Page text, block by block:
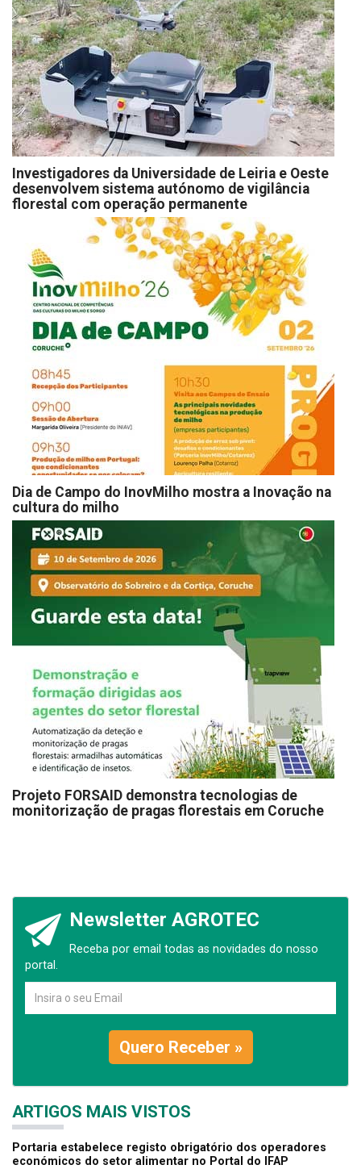
Investigadores da Universidade de Leiria e Oeste
desenvolvem sistema autónomo de vigilância
florestal com operação permanente
Dia de Campo do InovMilho mostra a Inovação na
cultura do milho
Projeto FORSAID demonstra tecnologias de
monitorização de pragas florestais em Coruche
Newsletter AGROTEC
Receba por email todas as novidades do nosso
portal.
Quero Receber »
ARTIGOS MAIS VISTOS
Portaria estabelece registo obrigatório dos operadores
económicos do setor alimentar no Portal do IFAP